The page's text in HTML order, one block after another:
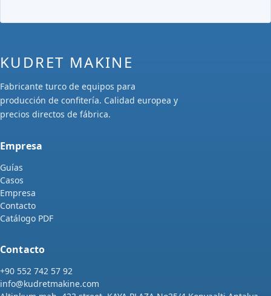
KUDRET MAKINE
Fabricante turco de equipos para
producción de confitería. Calidad europea y
precios directos de fábrica.
Empresa
Guías
Casos
Empresa
Contacto
Catálogo PDF
Contacto
+90 552 742 57 92
info@kudretmakine.com